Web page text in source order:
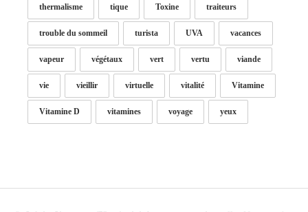
thermalisme tique Toxine traiteurs
trouble du sommeil turista UVA vacances
vapeur végétaux vert vertu viande
vie vieillir virtuelle vitalité Vitamine
Vitamine D vitamines voyage yeux